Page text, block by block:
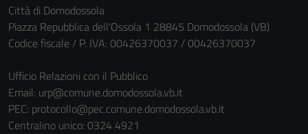
Città di Domodossola
Piazza Repubblica dell'Ossola 1 28845 Domodossola (VB)
Codice fiscale / P. IVA: 00426370037 / 00426370037
Ufficio Relazioni con il Pubblico
Email: urp@comune.domodossola.vb.it
PEC: protocollo@pec.comune.domodossola.vb.it
Centralino unico: 0324 4921
Tecnici